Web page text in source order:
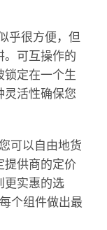
乎很方便，但
。可互操作的
锁定在一个生
灵活性确保您
可以自由地货
提供商的定价
更实惠的选
个组件做出最